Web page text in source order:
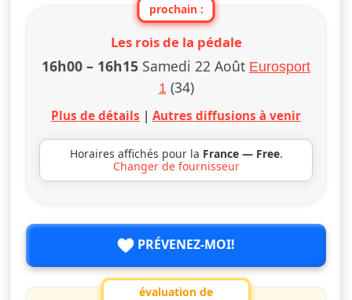
prochain :
Les rois de la pédale
16h00 – 16h15 Samedi 22 Août Eurosport
1 (34)
Plus de détails | Autres diffusions à venir
Horaires affichés pour la France — Free.
Changer de fournisseur
PRÉVENEZ-MOI!
évaluation de